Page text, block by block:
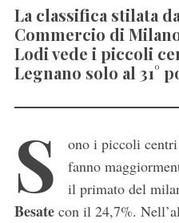
La classifica stilata
Commercio di
Lodi vede i piccoli
Legnano solo al 31°
S
ono i piccoli
fanno
il primato del
Besatecon il 24,7%.